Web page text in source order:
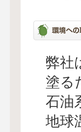
弊社
塗る
石油
地球